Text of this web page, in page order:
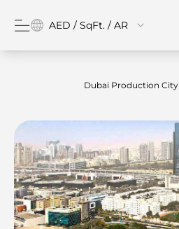
AED / SqFt. / AR
Dubai Production City